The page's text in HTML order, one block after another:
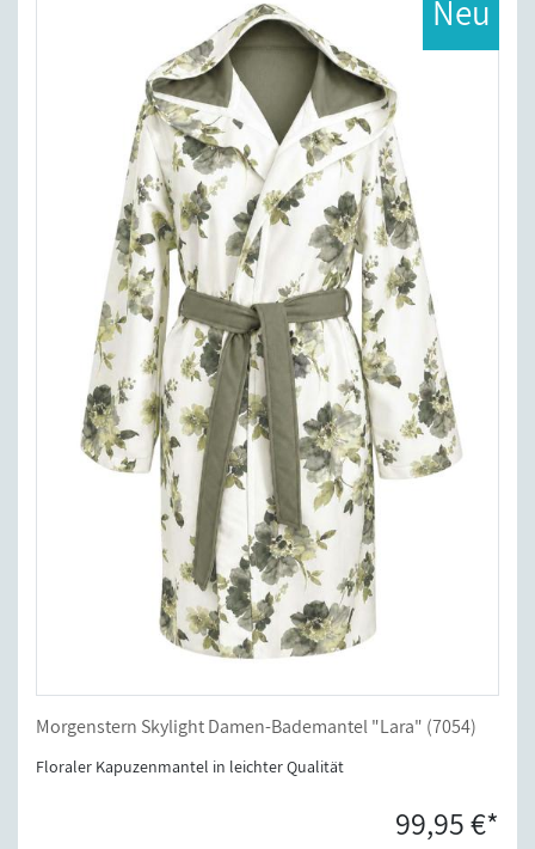
Morgenstern Skylight Damen-Bademantel "Lara" (7054)
Floraler Kapuzenmantel in leichter Qualität
99,95 €*